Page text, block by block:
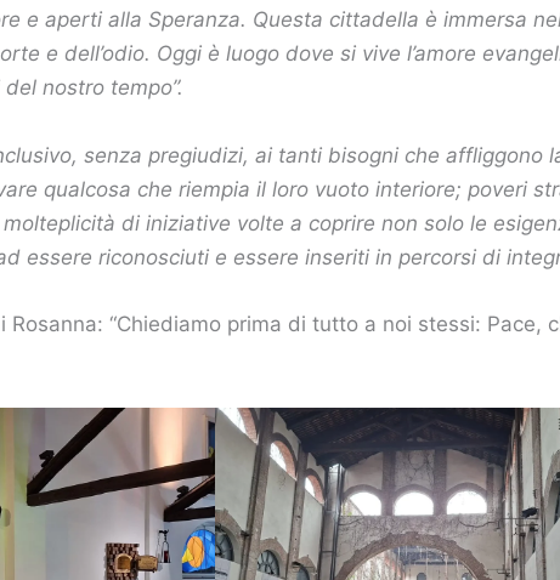
e aperti alla Speranza. Questa cittadella è immersa
e dell’odio. Oggi è luogo dove si vive l’amore
nostro tempo”.
senza pregiudizi, ai tanti bisogni che affliggono
qualcosa che riempia il loro vuoto interiore; poveri
di iniziative volte a coprire non solo le
riconosciuti e essere inseriti in percorsi di
“Chiediamo prima di tutto a noi stessi: Pace,